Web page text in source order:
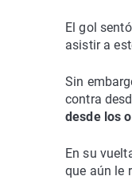
El gol
asistir a
Sin
contra
desde los
En su
que aún le